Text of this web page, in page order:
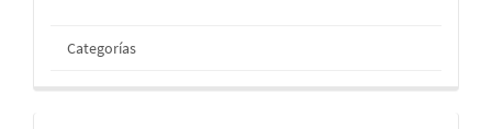
Categorías